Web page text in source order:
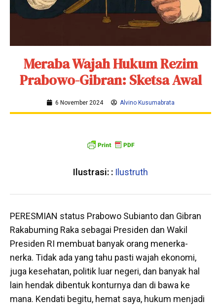
Meraba Wajah Hukum Rezim
Prabowo-Gibran: Sketsa Awal
6 November 2024 Alvino Kusumabrata
Ilustrasi: : Ilustruth
PERESMIAN status Prabowo Subianto dan Gibran
Rakabuming Raka sebagai Presiden dan Wakil
Presiden RI membuat banyak orang menerka-
nerka. Tidak ada yang tahu pasti wajah ekonomi,
juga kesehatan, politik luar negeri, dan banyak hal
lain hendak dibentuk konturnya dan di bawa ke
mana. Kendati begitu, hemat saya, hukum menjadi